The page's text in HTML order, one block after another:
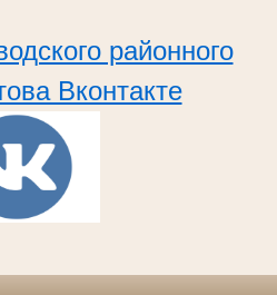
районного
Вконтакте